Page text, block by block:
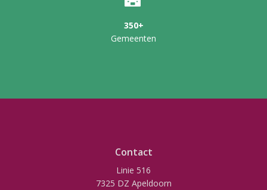
350+
Gemeenten
Contact
Linie 516
7325 DZ Apeldoorn